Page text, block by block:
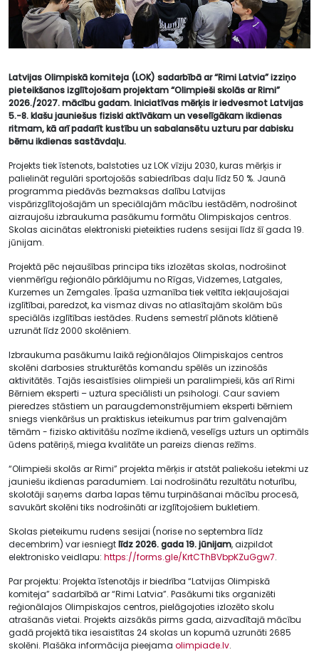
Latvijas Olimpiskā komiteja (LOK) sadarbībā ar “Rimi Latvia” izziņo
pieteikšanos izglītojošam projektam “Olimpieši skolās ar Rimi”
2026./2027. mācību gadam. Iniciatīvas mērķis ir iedvesmot Latvijas
5.-8. klašu jauniešus fiziski aktīvākam un veselīgākam ikdienas
ritmam, kā arī padarīt kustību un sabalansētu uzturu par dabisku
bērnu ikdienas sastāvdaļu.
Projekts tiek īstenots, balstoties uz LOK vīziju 2030, kuras mērķis ir
palielināt regulāri sportojošās sabiedrības daļu līdz 50 %. Jaunā
programma piedāvās bezmaksas dalību Latvijas
vispārizglītojošajām un speciālajām mācību iestādēm, nodrošinot
aizraujošu izbraukuma pasākumu formātu Olimpiskajos centros.
Skolas aicinātas elektroniski pieteikties rudens sesijai līdz šī gada 19.
jūnijam.
Projektā pēc nejaušības principa tiks izlozētas skolas, nodrošinot
vienmērīgu reģionālo pārklājumu no Rīgas, Vidzemes, Latgales,
Kurzemes un Zemgales. Īpaša uzmanība tiek veltīta iekļaujošajai
izglītībai, paredzot, ka vismaz divas no atlasītajām skolām būs
speciālās izglītības iestādes. Rudens semestrī plānots klātienē
uzrunāt līdz 2000 skolēniem.
Izbraukuma pasākumu laikā reģionālajos Olimpiskajos centros
skolēni darbosies strukturētās komandu spēlēs un izzinošās
aktivitātēs. Tajās iesaistīsies olimpieši un paralimpieši, kās arī Rimi
Bērniem eksperti – uztura speciālisti un psihologi. Caur saviem
pieredzes stāstiem un paraugdemonstrējumiem eksperti bērniem
sniegs vienkāršus un praktiskus ieteikumus par trim galvenajām
tēmām - fizisko aktivitāšu nozīme ikdienā, veselīgs uzturs un optimāls
ūdens patēriņš, miega kvalitāte un pareizs dienas režīms.
“Olimpieši skolās ar Rimi” projekta mērķis ir atstāt paliekošu ietekmi uz
jauniešu ikdienas paradumiem. Lai nodrošinātu rezultātu noturību,
skolotāji saņems darba lapas tēmu turpināšanai mācību procesā,
savukārt skolēni tiks nodrošināti ar izglītojošiem bukletiem.
Skolas pieteikumu rudens sesijai (norise no septembra līdz
decembrim) var iesniegtlīdz 2026. gada 19. jūnijam, aizpildot
elektronisko veidlapu: https://forms.gle/KrtCThBVbpKZuGgw7.
Par projektu: Projekta īstenotājs ir biedrība “Latvijas Olimpiskā
komiteja” sadarbībā ar “Rimi Latvia”. Pasākumi tiks organizēti
reģionālajos Olimpiskajos centros, pielāgojoties izlozēto skolu
atrašanās vietai. Projekts aizsākās pirms gada, aizvadītajā mācību
gadā projektā tika iesaistītas 24 skolas un kopumā uzrunāti 2685
skolēni. Plašāka informācija pieejama olimpiade.lv.